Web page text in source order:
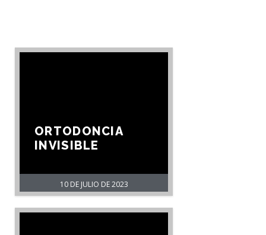
10 DE JULIO DE 2023
ORTODONCIA
INVISIBLE